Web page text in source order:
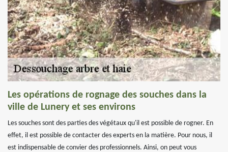
Les opérations de rognage des souches dans la
ville de Lunery et ses environs
Les souches sont des parties des végétaux qu'il est possible de rogner. En
effet, il est possible de contacter des experts en la matière. Pour nous, il
est indispensable de convier des professionnels. Ainsi, on peut vous